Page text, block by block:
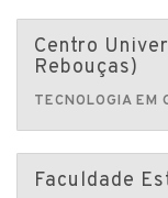
Centro
Rebouças)
Faculdade